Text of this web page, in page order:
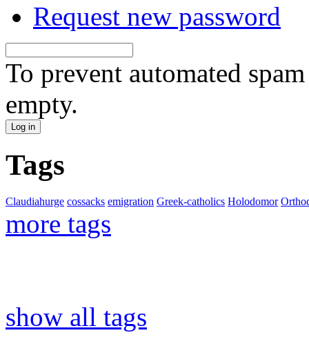
Request new password
To prevent automated
empty.
Tags
Claudiahurge cossacks emigration Greek-catholics Holodomor
more tags
show all tags